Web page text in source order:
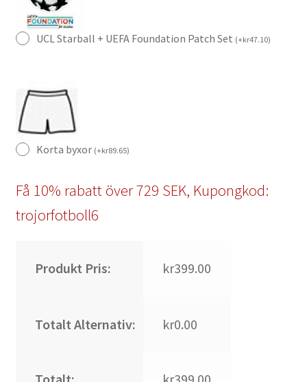
UCL Starball + UEFA Foundation Patch Set (+kr47.10)
Korta byxor (+kr89.65)
Få 10% rabatt över 729 SEK, Kupongkod:
trojorfotboll6
Produkt Pris: kr399.00
Totalt Alternativ: kr0.00